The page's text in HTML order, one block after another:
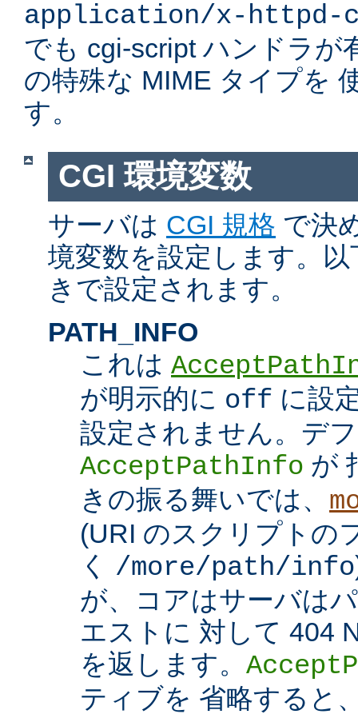
application/x-httpd-
でも cgi-script ハンドラが
の特殊な MIME タイプを
す。
CGI 環境変数
サーバは CGI 規格 で決
境変数を設定します。
きで設定されます。
PATH_INFO
これは
が明示的に off に設
設定されません。デ
AcceptPathInfo が
きの振る舞いでは、
(URI のスクリプトの
く /more/path/info
が、コアはサーバは
エストに 対して 404
を返します。
ティブを 省略すると